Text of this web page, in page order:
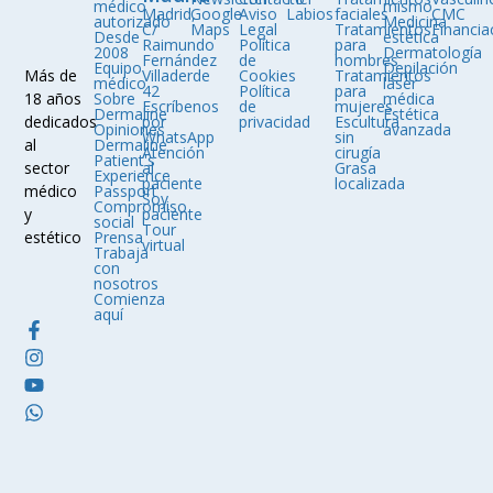
Más de
18 años
dedicados
al
sector
médico
y
estético
CMC
mismo
Medicina
estética
Dermatología
Depilación
láser
médica
Estética
avanzada
faciales
Tratamientos
para
hombres
Tratamientos
para
mujeres
Escultura
sin
cirugía
Grasa
localizada
Labios
Aviso
Legal
Política
de
Cookies
Política
de
privacidad
Google
Maps
Madrid,
C/
Raimundo
Fernández
Villaderde
42
Escríbenos
por
WhatsApp
Atención
al
paciente
Soy
paciente
Tour
virtual
médico
autorizado
Desde
2008
Equipo
médico
Sobre
Dermaline
Opiniones
Dermaline
Patient's
Experience
Passport
Compromiso
social
Prensa
Trabaja
con
nosotros
Comienza
aquí